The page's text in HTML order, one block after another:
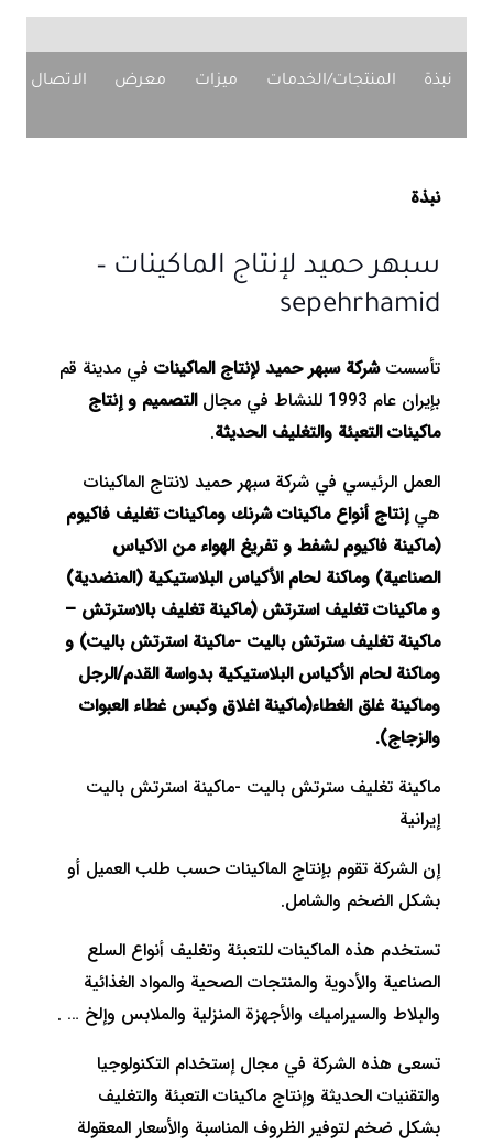
نبذة المنتجات/الخدمات ميزات معرض الاتصال بنا
نبذة
سبهر حميد لإنتاج الماكينات –
sepehrhamid
تأسستشركة سبهر حميد لإنتاج الماكينات في مدينة قم
بإيران عام 1993 للنشاط في مجال
التصميم و إنتاج
ماكينات التعبئة والتغليف الحديثة.
العمل الرئيسي في شركة سبهر حميد لانتاج الماكينات
هيإنتاج أنواع ماكينات شرنك وماكينات تغليف فاكيوم
(ماكينة فاكيوم لشفط و تفريغ الهواء من الاكياس
الصناعية) وماكنة لحام الأكياس البلاستيكية (المنضدية)
و ماكينات تغليف استرتش (ماكينة تغليف بالاسترتش –
ماكينة تغليف سترتش باليت -ماكينة استرتش باليت) و
وماكنة لحام الأكياس البلاستيكية بدواسة القدم/الرجل
وماكينة غلق الغطاء(ماكينة اغلاق وكبس غطاء العبوات
والزجاج).
ماكينة تغليف سترتش باليت -ماكينة استرتش باليت
إيرانية
إن الشركة تقوم بإنتاج الماكينات حسب طلب العميل أو
بشكل الضخم والشامل.
تستخدم هذه الماكينات للتعبئة وتغليف أنواع السلع
الصناعية والأدوية والمنتجات الصحية والمواد الغذائية
والبلاط والسيراميك والأجهزة المنزلية والملابس وإلخ … .
تسعى هذه الشركة في مجال إستخدام التكنولوجيا
والتقنيات الحديثة وإنتاج ماكينات التعبئة والتغليف
بشكل ضخم لتوفير الظروف المناسبة والأسعار المعقولة